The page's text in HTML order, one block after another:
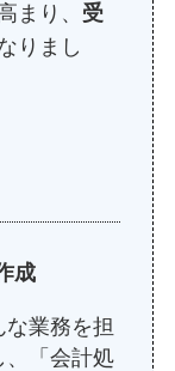
まり、 受
りまし
成
業務を担
、「会計処